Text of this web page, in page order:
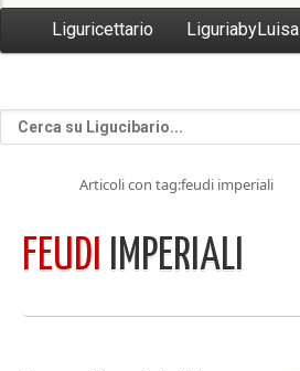
Liguricettario LiguriabyLuisa
Articoli con tag:feudi imperiali
FEUDI IMPERIALI